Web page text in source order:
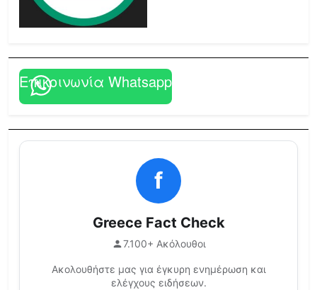
Επικοινωνία Whatsapp
f
Greece Fact Check
7.100+ Ακόλουθοι
Ακολουθήστε μας για έγκυρη ενημέρωση και
ελέγχους ειδήσεων.